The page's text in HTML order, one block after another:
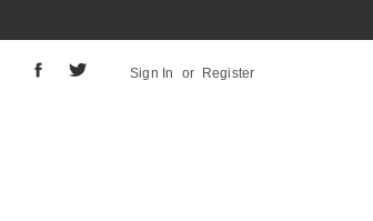
Sign In or Register